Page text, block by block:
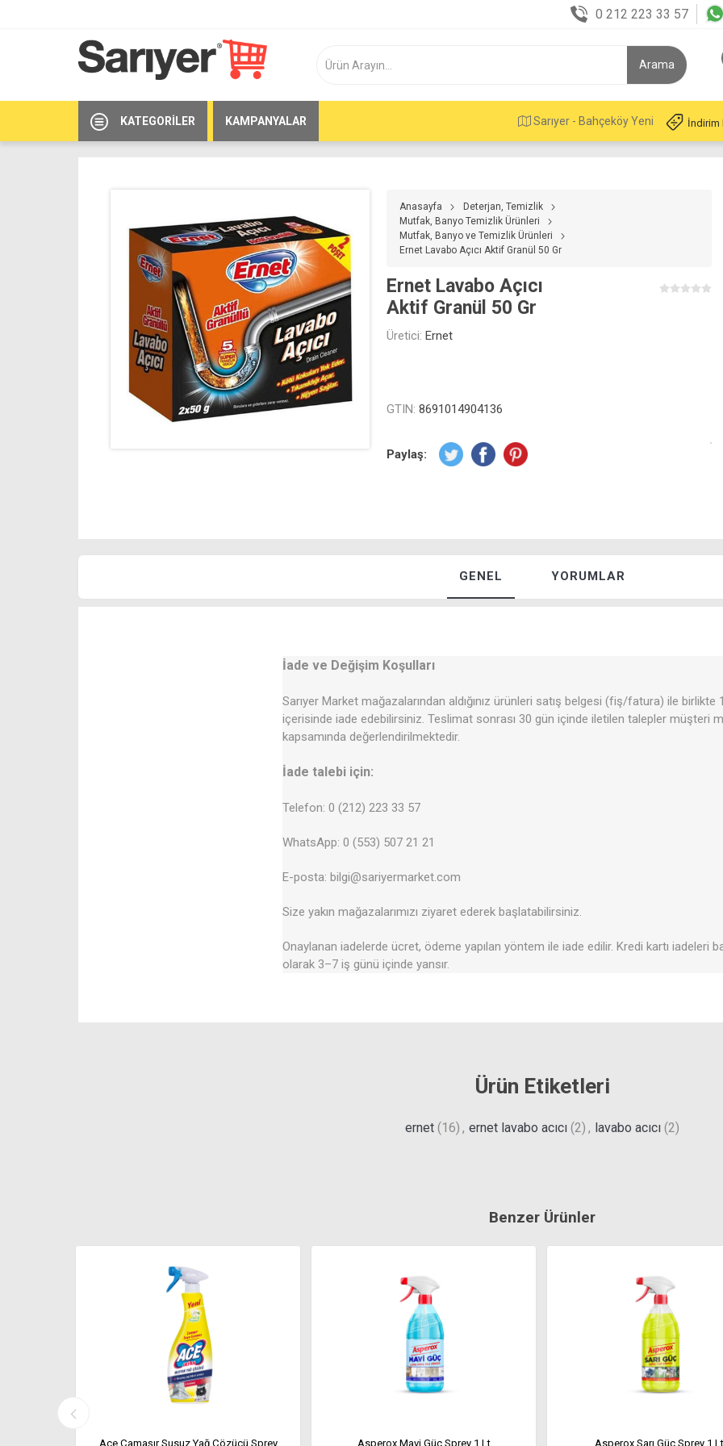
0 212 223 33 57
KATEGORILER KAMPANYALAR Sarıyer - Bahçeköy Yeni İndirim
Anasayfa
Deterjan, Temizlik
Mutfak, Banyo Temizlik Ürünleri
Mutfak, Banyo ve Temizlik Ürünleri
Ernet Lavabo Açıcı Aktif Granül 50 Gr
Ernet Lavabo Açıcı
Aktif Granül 50 Gr
Üretici: Ernet
GTIN: 8691014904136
Paylaş:
GENEL YORUMLAR
İade ve Değişim Koşulları
Sarıyer Market mağazalarından aldığınız ürünleri satış belgesi (fiş/fatura) ile birlikte
içerisinde iade edebilirsiniz. Teslimat sonrası 30 gün içinde iletilen talepler müşteri
kapsamında değerlendirilmektedir.
İade talebi için:
Telefon: 0 (212) 223 33 57
WhatsApp: 0 (553) 507 21 21
E-posta: bilgi@sariyermarket.com
Size yakın mağazalarımızı ziyaret ederek başlatabilirsiniz.
Onaylanan iadelerde ücret, ödeme yapılan yöntem ile iade edilir. Kredi kartı iadeleri
olarak 3–7 iş günü içinde yansır.
Ürün Etiketleri
ernet (16) , ernet lavabo acıcı (2) , lavabo acıcı (2)
Benzer Ürünler
Ace Çamaşır Susuz Yağ Çözücü Sprey
Asperox Mavi Güç Sprey 1 Lt Asperox Sarı Güç Sprey 1 Lt